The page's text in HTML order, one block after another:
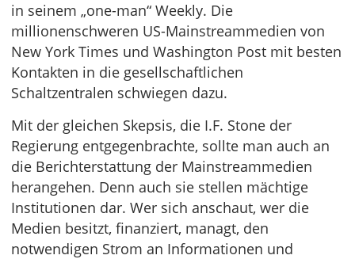
in seinem „one-man“ Weekly. Die
millionenschweren US-Mainstreammedien von
New York Times und Washington Post mit besten
Kontakten in die gesellschaftlichen
Schaltzentralen schwiegen dazu.
Mit der gleichen Skepsis, die I.F. Stone der
Regierung entgegenbrachte, sollte man auch an
die Berichterstattung der Mainstreammedien
herangehen. Denn auch sie stellen mächtige
Institutionen dar. Wer sich anschaut, wer die
Medien besitzt, finanziert, managt, den
notwendigen Strom an Informationen und